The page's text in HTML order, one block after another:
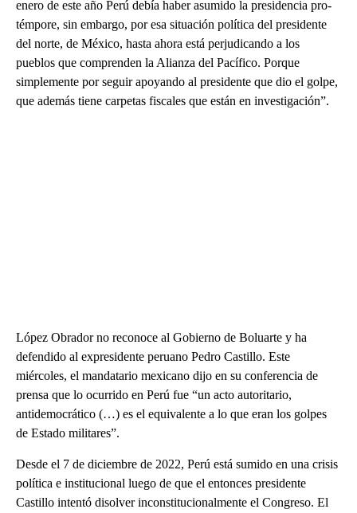
enero de este año Perú debía haber asumido la presidencia pro-
témpore, sin embargo, por esa situación política del presidente
del norte, de México, hasta ahora está perjudicando a los
pueblos que comprenden la Alianza del Pacífico. Porque
simplemente por seguir apoyando al presidente que dio el golpe,
que además tiene carpetas fiscales que están en investigación”.
López Obrador no reconoce al Gobierno de Boluarte y ha
defendido al expresidente peruano Pedro Castillo. Este
miércoles, el mandatario mexicano dijo en su conferencia de
prensa que lo ocurrido en Perú fue “un acto autoritario,
antidemocrático (…) es el equivalente a lo que eran los golpes
de Estado militares”.
Desde el 7 de diciembre de 2022, Perú está sumido en una crisis
política e institucional luego de que el entonces presidente
Castillo intentó disolver inconstitucionalmente el Congreso. El